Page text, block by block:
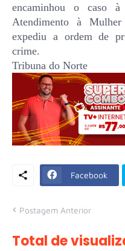
encaminhou o caso à
Atendimento à
expediu a ordem de
crime.
Tribuna do Norte
Facebook
Postagem Anterior
Total de